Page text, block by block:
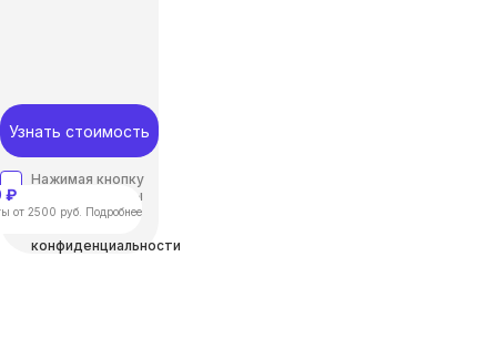
Узнать стоимость
Нажимая кнопку
“отправить”, вы
соглашаетесь с
конфиденциальности
₽
от 2500 руб. Подробнее